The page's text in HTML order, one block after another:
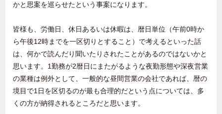
かと思案を巡らせたという事案になります。
皆様も、労働日、休日あるいは休暇は、暦日単位（午前0時か
ら午後12時までを一区切りとすること）で考えるといった話
は、何かで読んだり聞いたりされたことがあるのではないかと
思います。1勤務が2暦日にまたがるような夜勤形態や深夜営業
の業種は例外として、一般的な昼間営業の会社であれば、暦の
境目で1日を区切るのが最も合理的だという点については、多
くの方が納得されるところだと思います。